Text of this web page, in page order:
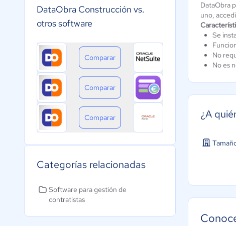
DataObra Construcción vs.
otros software
Comparar
Comparar
Comparar
Categorías relacionadas
Software para gestión de
contratistas
DataObra
uno,
Se
No
No es
¿A